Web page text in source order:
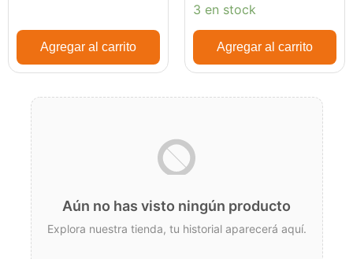
Agregar al carrito
3 en stock
Agregar al carrito
Aún no has visto ningún producto
Explora nuestra tienda, tu historial aparecerá aquí.